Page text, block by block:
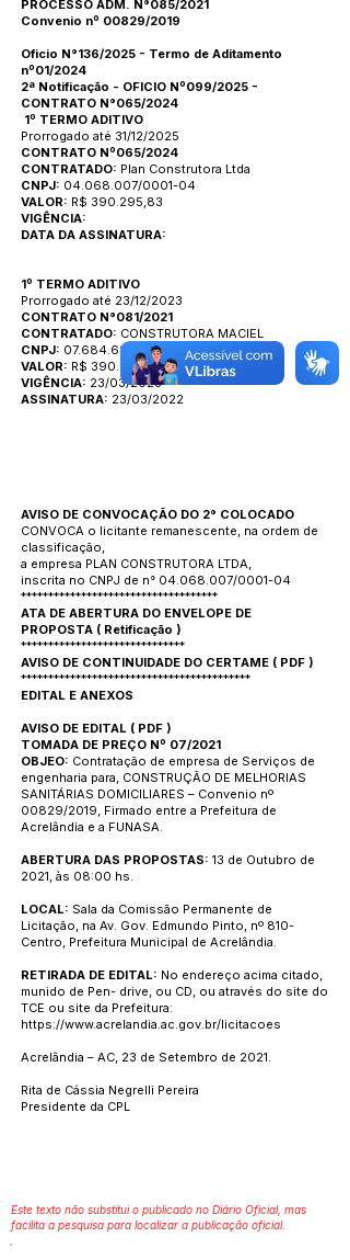
PROCESSO ADM. N°085/2021
Convenio nº 00829/2019
Oficio N°136/2025 - Termo de Aditamento
nº01/2024
2ª Notificação - OFICIO Nº099/2025 -
CONTRATO N°065/2024
1º TERMO ADITIVO
Prorrogado até 31/12/2025
CONTRATO Nº065/2024
CONTRATADO: Plan Construtora Ltda
CNPJ: 04.068.007/0001-04
VALOR: R$ 390.295,83
VIGÊNCIA:
DATA DA ASSINATURA:
1º TERMO ADITIVO
Prorrogado até 23/12/2023
CONTRATO N°081/2021
CONTRATADO: CONSTRUTORA MACIEL
CNPJ: 07.684.688/0001-15
VALOR: R$ 390.295,83
VIGÊNCIA: 23/03/2023
ASSINATURA: 23/03/2022
AVISO DE CONVOCAÇÃO DO 2° COLOCADO
CONVOCA o licitante remanescente, na ordem de
classificação,
a empresa PLAN CONSTRUTORA LTDA,
inscrita no CNPJ de n° 04.068.007/0001-04
************************************
ATA DE ABERTURA DO ENVELOPE DE
PROPOSTA ( Retificação )
******************************
AVISO DE CONTINUIDADE DO CERTAME ( PDF )
******************************************
EDITAL E ANEXOS
AVISO DE EDITAL ( PDF )
TOMADA DE PREÇO Nº 07/2021
OBJEO: Contratação de empresa de Serviços de
engenharia para, CONSTRUÇÃO DE MELHORIAS
SANITÁRIAS DOMICILIARES – Convenio nº
00829/2019, Firmado entre a Prefeitura de
Acrelândia e a FUNASA.
ABERTURA DAS PROPOSTAS: 13 de Outubro de
2021, às 08:00 hs.
LOCAL: Sala da Comissão Permanente de
Licitação, na Av. Gov. Edmundo Pinto, nº 810-
Centro, Prefeitura Municipal de Acrelândia.
RETIRADA DE EDITAL: No endereço acima citado,
munido de Pen- drive, ou CD, ou através do site do
TCE ou site da Prefeitura:
https://www.acrelandia.ac.gov.br/licitacoes
Acrelândia – AC, 23 de Setembro de 2021.
Rita de Cássia Negrelli Pereira
Presidente da CPL
Este texto não substitui o publicado no Diário Oficial, mas
facilita a pesquisa para localizar a publicação oficial.